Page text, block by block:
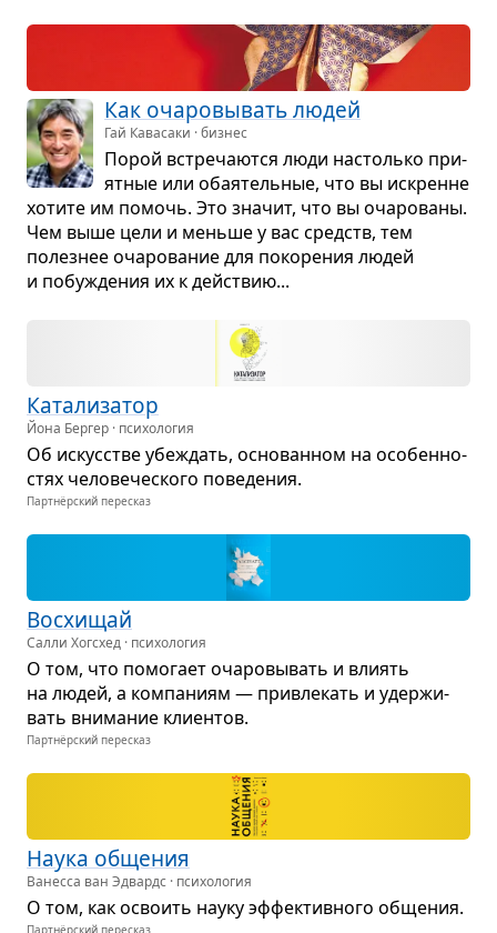
Как оча­ро­вы­вать людей
Гай Кавасаки · бизнес
Порой встре­ча­ются люди настолько при­
ят­ные или оба­я­тель­ные, что вы искренне
хотите им помочь. Это зна­чит, что вы оча­ро­ваны.
Чем выше цели и меньше у вас средств, тем
полез­нее оча­ро­ва­ние для поко­ре­ния людей
и побу­жде­ния их к действию...
Ката­ли­за­тор
Йона Бергер · психология
Об искус­стве убе­ждать, осно­ван­ном на осо­бен­но­
стях чело­ве­че­ского пове­де­ния.
Партнёрский пересказ
Вос­хи­щай
Салли Хогсхед · психология
О том, что помо­гает оча­ро­вы­вать и вли­ять
на людей, а ком­па­ниям — при­вле­кать и удер­жи­
вать вни­ма­ние кли­ен­тов.
Партнёрский пересказ
Наука обще­ния
Ванесса ван Эдвардс · психология
О том, как осво­ить науку эффек­тив­ного обще­ния.
Партнёрский пересказ